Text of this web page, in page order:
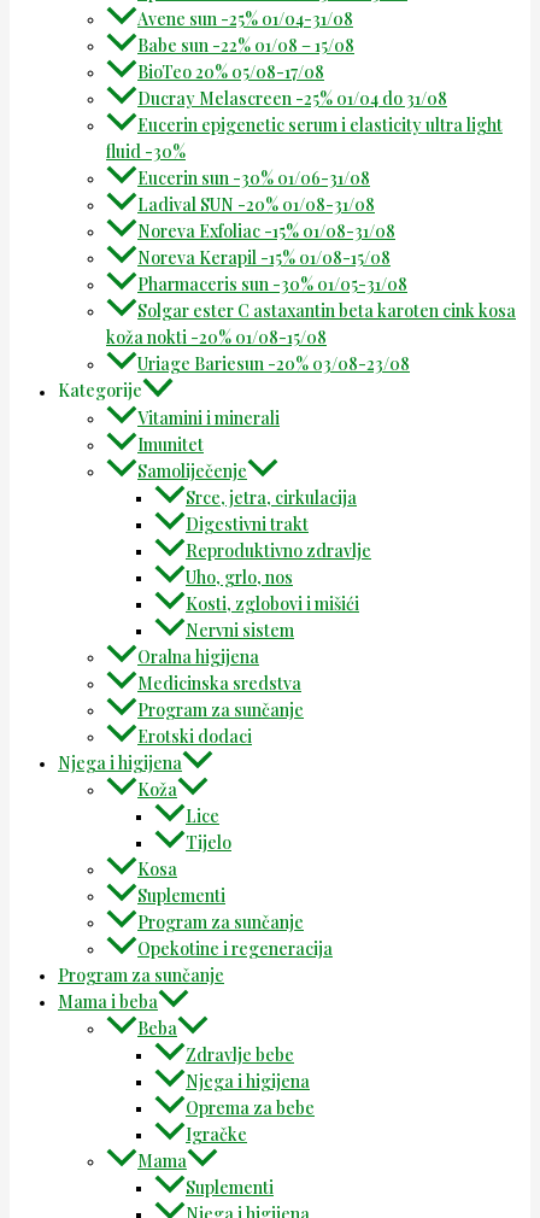
Avene sun -25% 01/04-31/08
Babe sun -22% 01/08 – 15/08
BioTeo 20% 05/08-17/08
Ducray Melascreen -25% 01/04 do 31/08
Eucerin epigenetic serum i elasticity ultra light
fluid -30%
Eucerin sun -30% 01/06-31/08
Ladival SUN -20% 01/08-31/08
Noreva Exfoliac -15% 01/08-31/08
Noreva Kerapil -15% 01/08-15/08
Pharmaceris sun -30% 01/05-31/08
Solgar ester C astaxantin beta karoten cink kosa
koža nokti -20% 01/08-15/08
Uriage Bariesun -20% 03/08-23/08
Kategorije
Vitamini i minerali
Imunitet
Samoliječenje
Srce, jetra, cirkulacija
Digestivni trakt
Reproduktivno zdravlje
Uho, grlo, nos
Kosti, zglobovi i mišići
Nervni sistem
Oralna higijena
Medicinska sredstva
Program za sunčanje
Erotski dodaci
Njega i higijena
Koža
Lice
Tijelo
Kosa
Suplementi
Program za sunčanje
Opekotine i regeneracija
Program za sunčanje
Mama i beba
Beba
Zdravlje bebe
Njega i higijena
Oprema za bebe
Igračke
Mama
Suplementi